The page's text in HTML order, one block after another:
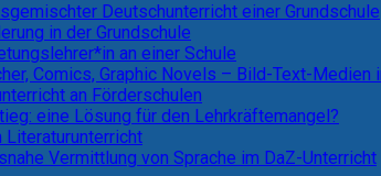
Deutschunterricht einer Grundschule
in der Grundschule
an einer Schule
Comics, Graphic Novels – Bild-Text-Medien
an Förderschulen
eine Lösung für den Lehrkräftemangel?
Literaturunterricht
Vermittlung von Sprache im DaZ-Unterricht